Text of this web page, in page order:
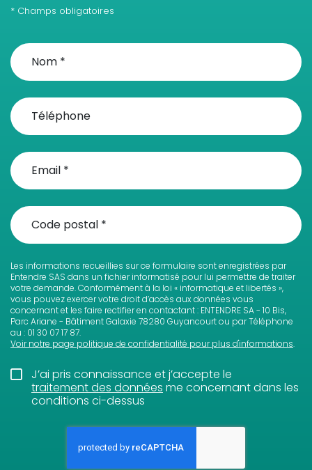
* Champs obligatoires
Les informations recueillies sur ce formulaire sont enregistrées par
Entendre SAS dans un fichier informatisé pour lui permettre de traiter
votre demande. Conformément à la loi « informatique et libertés »,
vous pouvez exercer votre droit d’accès aux données vous
concernant et les faire rectifier en contactant : ENTENDRE SA - 10 Bis,
Parc Ariane - Bâtiment Galaxie 78280 Guyancourt ou par Téléphone
au : 01 30 07 17 87.
Voir notre page politique de confidentialité pour plus d'informations.
J’ai pris connaissance et j’accepte le
traitement des données me concernant dans les
conditions ci-dessus